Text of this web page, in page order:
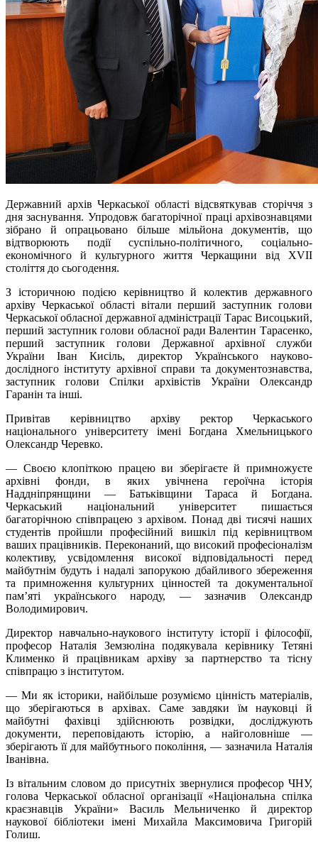
Державний архів Черкаської області відсвяткував сторіччя з
дня заснування. Упродовж багаторічної праці архівознавцями
зібрано й опрацьовано більше мільйона документів, що
відтворюють події суспільно-політичного, соціально-
економічного й культурного життя Черкащини від XVII
століття до сьогодення.
З історичною подією керівництво й колектив державного
архіву Черкаської області вітали перший заступник голови
Черкаської обласної державної адміністрації Тарас Висоцький,
перший заступник голови обласної ради Валентин Тарасенко,
перший заступник голови Державної архівної служби
України Іван Кисіль, директор Українського науково-
дослідного інституту архівної справи та документознавства,
заступник голови Спілки архівістів України Олександр
Гаранін та інші.
Привітав керівництво архіву ректор Черкаського
національного університету імені Богдана Хмельницького
Олександр Черевко.
— Своєю клопіткою працею ви зберігаєте й примножуєте
архівні фонди, в яких увічнена героїчна історія
Наддніпрянщини — Батьківщини Тараса й Богдана.
Черкаський національний університет пишається
багаторічною співпрацею з архівом. Понад дві тисячі наших
студентів пройшли професійний вишкіл під керівництвом
ваших працівників. Переконаний, що високий професіоналізм
колективу, усвідомлення високої відповідальності перед
майбутнім будуть і надалі запорукою дбайливого збереження
та примноження культурних цінностей та документальної
пам’яті українського народу, — зазначив Олександр
Володимирович.
Директор навчально-наукового інституту історії і філософії,
професор Наталія Земзюліна подякувала керівнику Тетяні
Клименко й працівникам архіву за партнерство та тісну
співпрацю з інститутом.
— Ми як історики, найбільше розуміємо цінність матеріалів,
що зберігаються в архівах. Саме завдяки їм науковці й
майбутні фахівці здійснюють розвідки, досліджують
документи, переповідають історію, а найголовніше —
зберігають її для майбутнього покоління, — зазначила Наталія
Іванівна.
Із вітальним словом до присутніх звернулися професор ЧНУ,
голова Черкаської обласної організації «Національна спілка
краєзнавців України» Василь Мельниченко й директор
наукової бібліотеки імені Михайла Максимовича Григорій
Голиш.